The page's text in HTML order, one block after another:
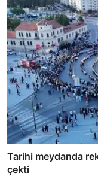
Tarihi meydanda
çekti